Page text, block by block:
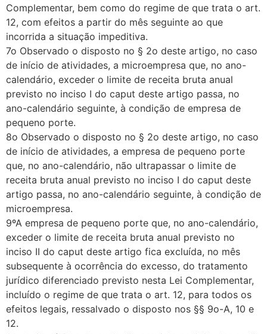
Complementar, bem como do regime de que trata o art.
12, com efeitos a partir do mês seguinte ao que
incorrida a situação impeditiva.
7o Observado o disposto no § 2o deste artigo, no caso
de início de atividades, a microempresa que, no ano-
calendário, exceder o limite de receita bruta anual
previsto no inciso I do caput deste artigo passa, no
ano-calendário seguinte, à condição de empresa de
pequeno porte.
8o Observado o disposto no § 2o deste artigo, no caso
de início de atividades, a empresa de pequeno porte
que, no ano-calendário, não ultrapassar o limite de
receita bruta anual previsto no inciso I do caput deste
artigo passa, no ano-calendário seguinte, à condição de
microempresa.
9ºA empresa de pequeno porte que, no ano-calendário,
exceder o limite de receita bruta anual previsto no
inciso II do caput deste artigo fica excluída, no mês
subsequente à ocorrência do excesso, do tratamento
jurídico diferenciado previsto nesta Lei Complementar,
incluído o regime de que trata o art. 12, para todos os
efeitos legais, ressalvado o disposto nos §§ 9o-A, 10 e
12.